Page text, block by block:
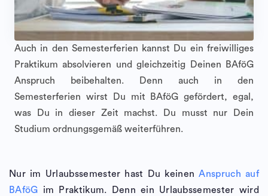
Auch in den Semesterferien kannst Du ein freiwilliges
Praktikum absolvieren und gleichzeitig Deinen BAföG
Anspruch beibehalten. Denn auch in den
Semesterferien wirst Du mit BAföG gefördert, egal,
was Du in dieser Zeit machst. Du musst nur Dein
Studium ordnungsgemäß weiterführen.
Nur im Urlaubssemester hast Du keinenAnspruch auf
BAföG im Praktikum. Denn ein Urlaubssemester wird